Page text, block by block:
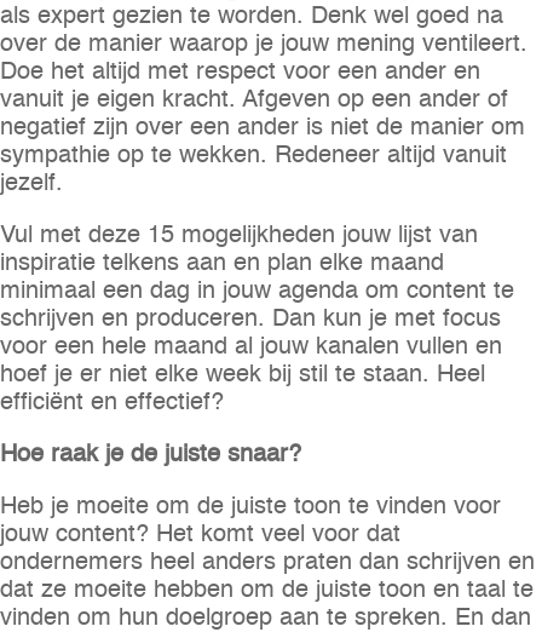
als expert gezien te worden. Denk wel goed na
over de manier waarop je jouw mening ventileert.
Doe het altijd met respect voor een ander en
vanuit je eigen kracht. Afgeven op een ander of
negatief zijn over een ander is niet de manier om
sympathie op te wekken. Redeneer altijd vanuit
jezelf.
Vul met deze 15 mogelijkheden jouw lijst van
inspiratie telkens aan en plan elke maand
minimaal een dag in jouw agenda om content te
schrijven en produceren. Dan kun je met focus
voor een hele maand al jouw kanalen vullen en
hoef je er niet elke week bij stil te staan. Heel
efficiënt en effectief?
Hoe raak je de juiste snaar?
Heb je moeite om de juiste toon te vinden voor
jouw content? Het komt veel voor dat
ondernemers heel anders praten dan schrijven en
dat ze moeite hebben om de juiste toon en taal te
vinden om hun doelgroep aan te spreken. En dan